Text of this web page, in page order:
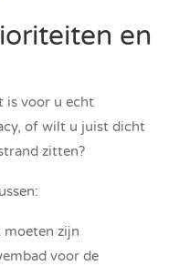
en
is voor u echt
of wilt u juist dicht
zitten?
moeten zijn
voor de